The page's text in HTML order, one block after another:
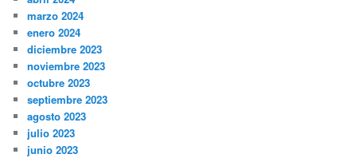
marzo 2024
enero 2024
diciembre 2023
noviembre 2023
octubre 2023
septiembre 2023
agosto 2023
julio 2023
junio 2023